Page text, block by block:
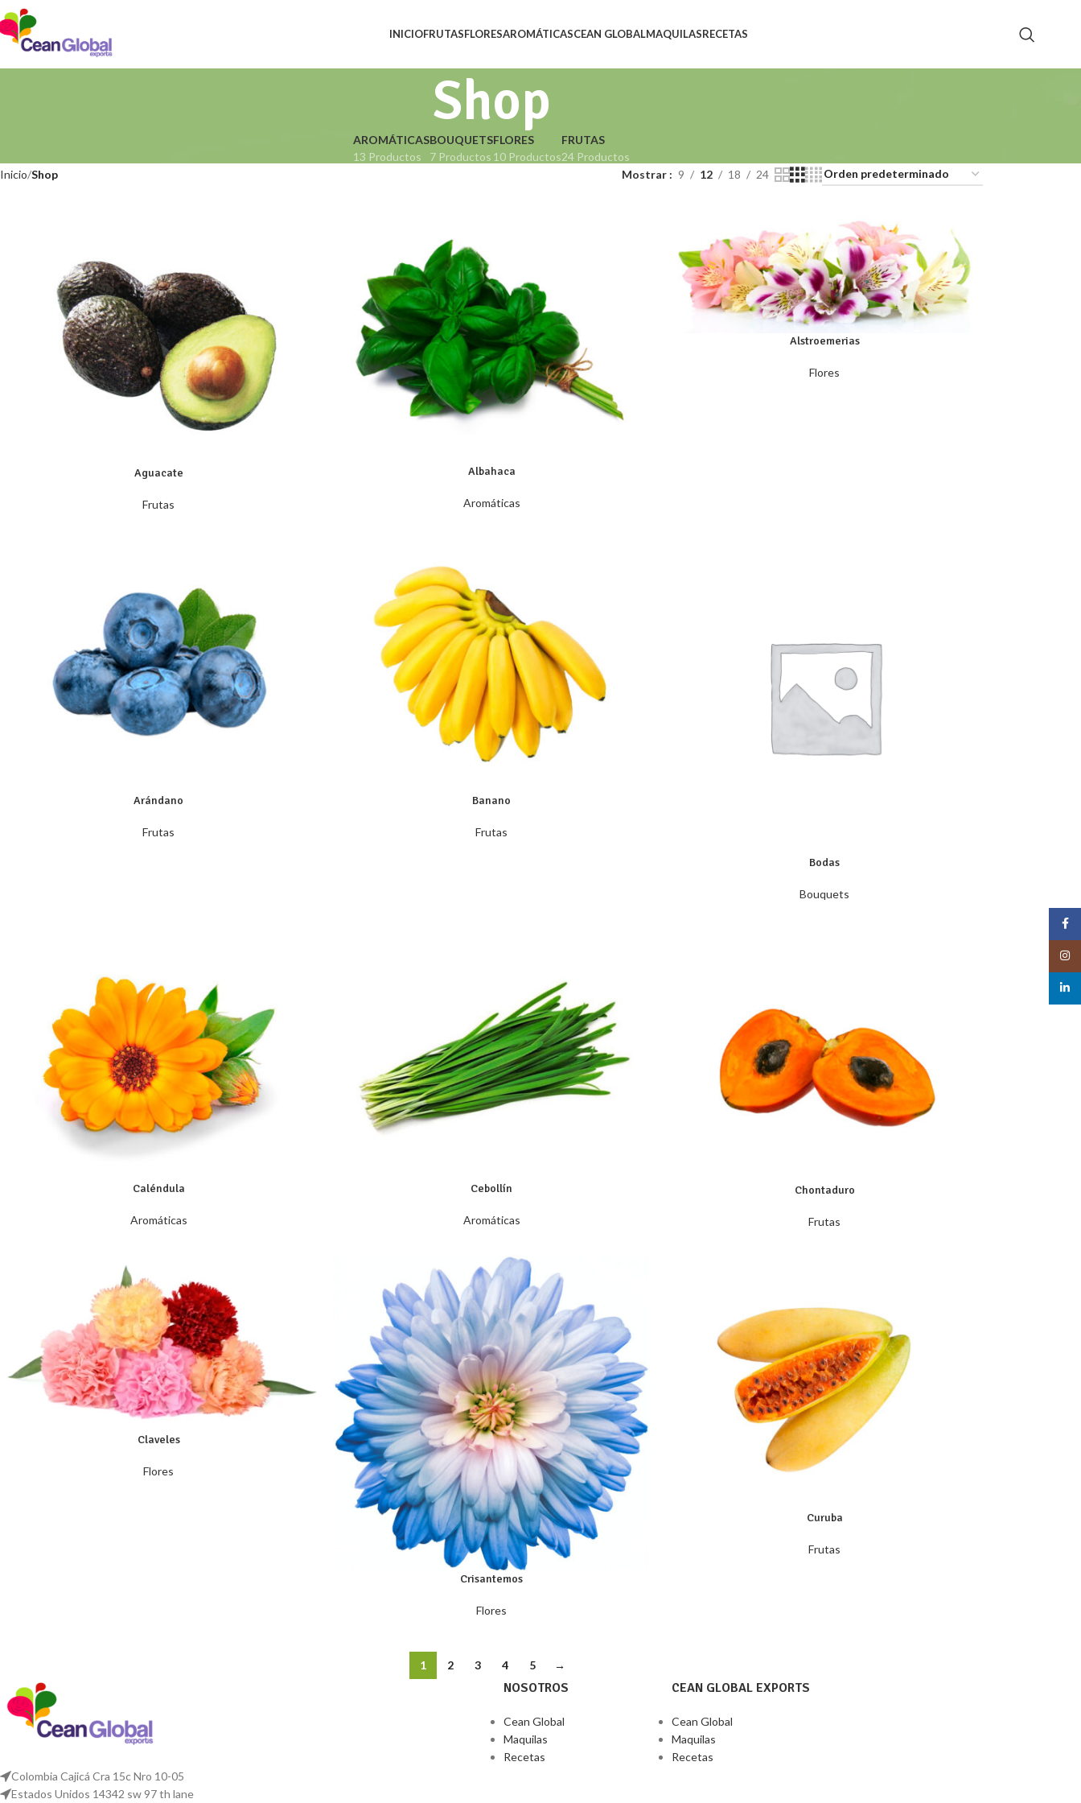
INICIOFRUTASFLORESAROMÁTICASCEAN GLOBALMAQUILASRECETAS
Shop
AROMÁTICAS
13 Productos
BOUQUETS
7 Productos
FLORES
10 Productos
FRUTAS
24 Productos
Inicio Shop Mostrar 9 12 18 24
Aguacate
Frutas
Albahaca
Aromáticas
Alstroemerias
Flores
Arándano
Frutas
Banano
Frutas
Bodas
Bouquets
Caléndula
Aromáticas
Cebollín
Aromáticas
Chontaduro
Frutas
Claveles
Flores
Crisantemos
Flores
Curuba
Frutas
1 2 3 4 5 →
Colombia Cajicá Cra 15c Nro 10-05
Estados Unidos 14342 sw 97 th lane
NOSOTROS
Cean Global
Maquilas
Recetas
CEAN GLOBAL EXPORTS
Cean Global
Maquilas
Recetas